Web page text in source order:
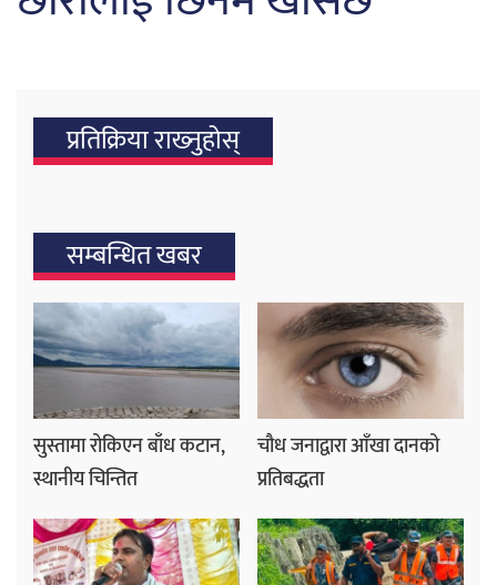
प्रतिक्रिया राख्‍नुहोस्
सम्बन्धित खबर
सुस्तामा रोकिएन बाँध कटान,
स्थानीय चिन्तित
चौध जनाद्वारा आँखा दानको
प्रतिबद्धता